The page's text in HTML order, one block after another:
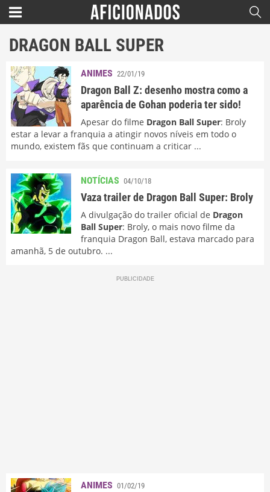
DRAGON BALL SUPER
ANIMES 22/01/19
Dragon Ball Z: desenho mostra como a
aparência de Gohan poderia ter sido!
Apesar do filme Dragon Ball Super: Broly
estar a levar a franquia a atingir novos níveis em todo o
mundo, existem fãs que continuam a criticar ...
NOTÍCIAS 04/10/18
Vaza trailer de Dragon Ball Super: Broly
A divulgação do trailer oficial de Dragon
Ball Super: Broly, o mais novo filme da
franquia Dragon Ball, estava marcado para
amanhã, 5 de outubro. ...
ANIMES 01/02/19